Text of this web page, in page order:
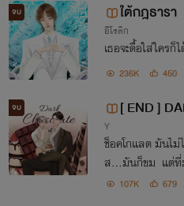
จบ ใต้กฎธารา
อีโรติก
เธอจะดื้อใส่ใคร
236K 450
จบ
[ END ]
(BL NC/
Y
ช็อคโกแลต มันไ
ส...มันก็ขม แต่ที่มั
อ? 107K 679